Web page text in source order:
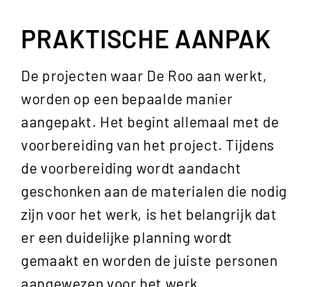
PRAKTISCHE AANPAK
De projecten waar De Roo aan werkt,
worden op een bepaalde manier
aangepakt. Het begint allemaal met de
voorbereiding van het project. Tijdens
de voorbereiding wordt aandacht
geschonken aan de materialen die nodig
zijn voor het werk, is het belangrijk dat
er een duidelijke planning wordt
gemaakt en worden de juiste personen
aangewezen voor het werk.